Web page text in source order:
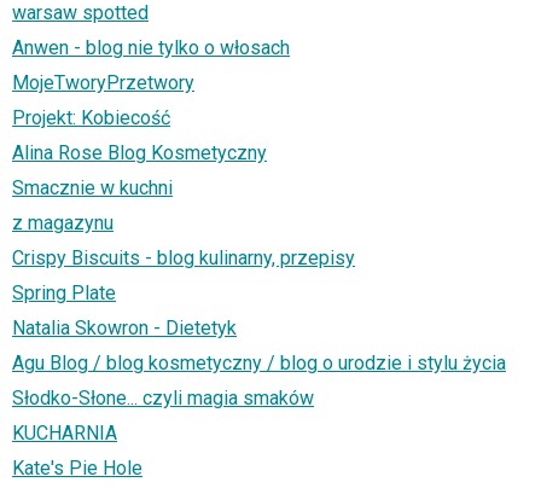
warsaw spotted
Anwen - blog nie tylko o włosach
MojeTworyPrzetwory
Projekt: Kobiecość
Alina Rose Blog Kosmetyczny
Smacznie w kuchni
z magazynu
Crispy Biscuits - blog kulinarny, przepisy
Spring Plate
Natalia Skowron - Dietetyk
Agu Blog / blog kosmetyczny / blog o urodzie i stylu życia
Słodko-Słone... czyli magia smaków
KUCHARNIA
Kate's Pie Hole